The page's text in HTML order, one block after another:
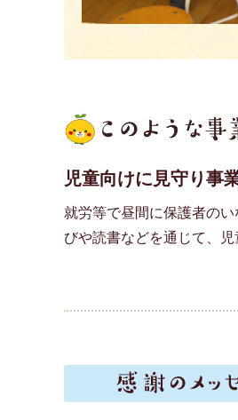
児童向けに見守り事
就労等で昼間に保護者の
びや読書などを通じて、